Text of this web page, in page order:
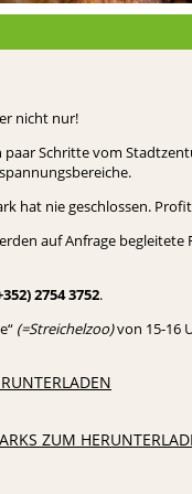
nicht nur!
Schritte vom
hat nie geschlossen.
auf Anfrage begleitete
2754 3752.
(=Streichelzoo)von 15-16
ZUM